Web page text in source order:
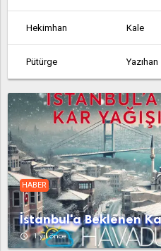
Hekimhan Kale
Pütürge Yazıhan
HABER
İstanbul'a Beklenen
access_time 1 yıl önce